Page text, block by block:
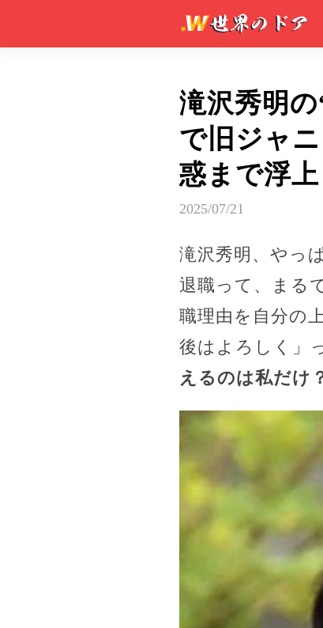
滝沢秀明
で旧ジャ
惑まで浮上
2025/07/21
滝沢秀明、やっ
退職って、まる
職理由を自分の
後はよろしく」
えるのは私だけ